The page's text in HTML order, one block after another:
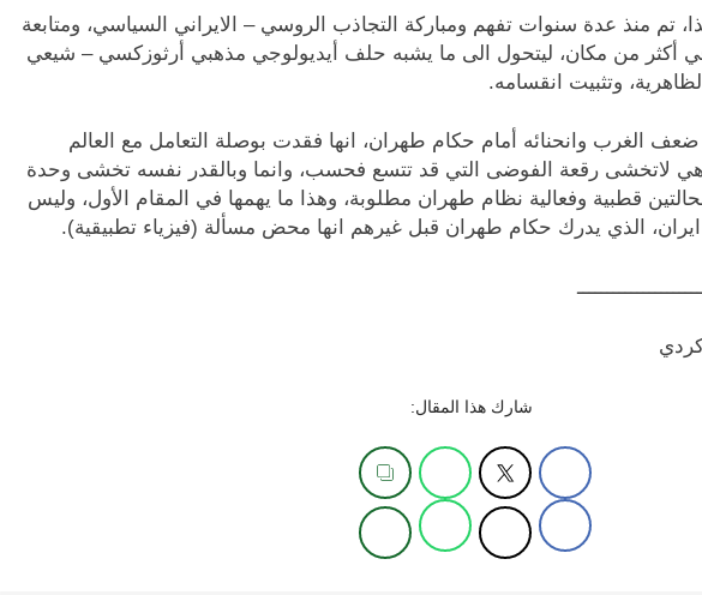
تم منذ عدة سنوات تفهم ومباركة التجاذب الروسي – الايراني السياسي، ومتابعة
أكثر من مكان، ليتحول الى ما يشبه حلف أيديولوجي مذهبي أرثوزكسي – شيعي
وتثبيت انقسامه.
الغرب وانحنائه أمام حكام طهران، انها فقدت بوصلة التعامل مع العالم
لاتخشى رقعة الفوضى التي قد تتسع فحسب، وانما وبالقدر نفسه تخشى وحدة
قطبية وفعالية نظام طهران مطلوبة، وهذا ما يهمها في المقام الأول، وليس
الذي يدرك حكام طهران قبل غيرهم انها محض مسألة (فيزياء تطبيقية).
شارك هذا المقال: